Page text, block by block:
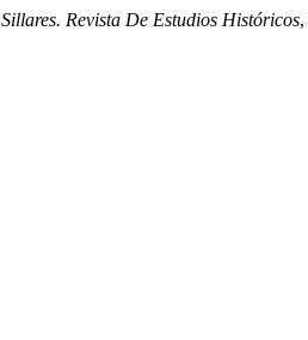
Sillares. Revista De Estudios Históricos,